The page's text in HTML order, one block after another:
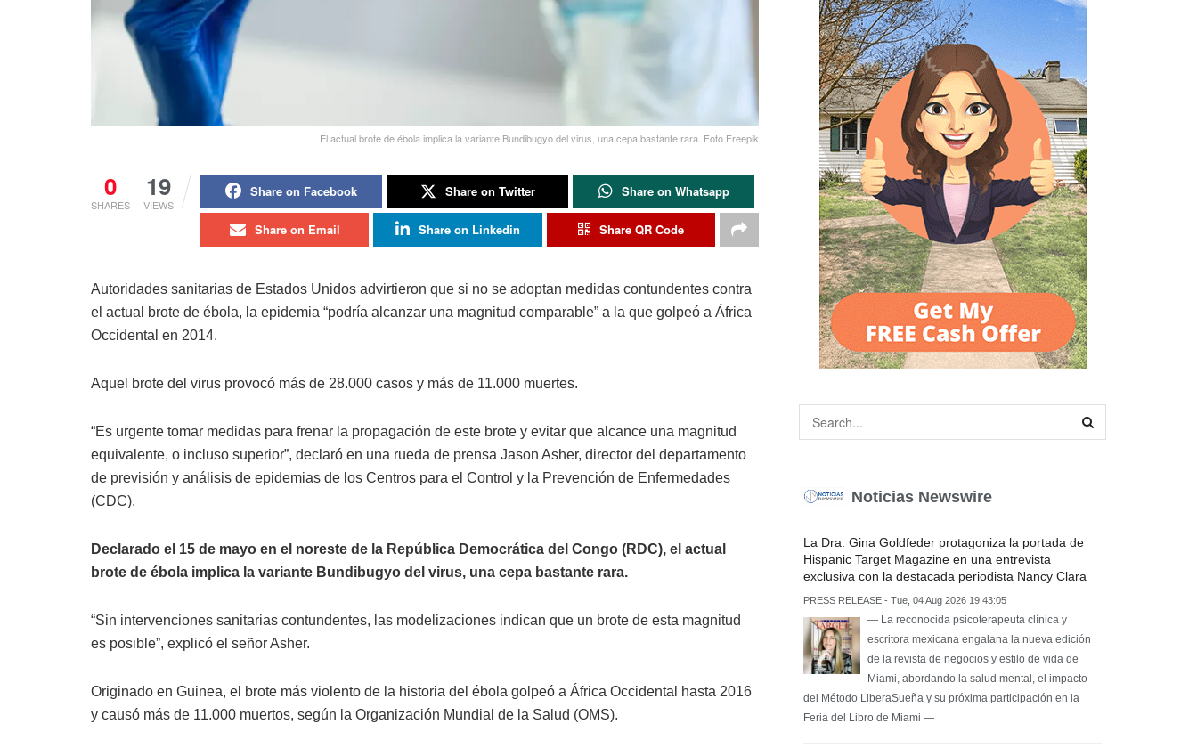
El actual brote de ébola implica la variante Bundibugyo del virus, una cepa bastante rara. Foto Freepik
0
SHARES
19
VIEWS
Share on Facebook Share on Twitter Share on Whatsapp
Share on Email Share on Linkedin Share QR Code
Autoridades sanitarias de Estados Unidos advirtieron que si no se adoptan medidas contundentes contra
el actual brote de ébola, la epidemia “podría alcanzar una magnitud comparable” a la que golpeó a África
Occidental en 2014.
Aquel brote del virus provocó más de 28.000 casos y más de 11.000 muertes.
“Es urgente tomar medidas para frenar la propagación de este brote y evitar que alcance una magnitud
equivalente, o incluso superior”, declaró en una rueda de prensa Jason Asher, director del departamento
de previsión y análisis de epidemias de los Centros para el Control y la Prevención de Enfermedades
(CDC).
Declarado el 15 de mayo en el noreste de la República Democrática del Congo (RDC), el actual
brote de ébola implica la variante Bundibugyo del virus, una cepa bastante rara.
“Sin intervenciones sanitarias contundentes, las modelizaciones indican que un brote de esta magnitud
es posible”, explicó el señor Asher.
Originado en Guinea, el brote más violento de la historia del ébola golpeó a África Occidental hasta 2016
y causó más de 11.000 muertos, según la Organización Mundial de la Salud (OMS).
Noticias Newswire
La Dra. Gina Goldfeder protagoniza la portada de
Hispanic Target Magazine en una entrevista
exclusiva con la destacada periodista Nancy Clara
PRESS RELEASE - Tue, 04 Aug 2026 19:43:05
— La reconocida psicoterapeuta clínica y
escritora mexicana engalana la nueva edición
de la revista de negocios y estilo de vida de
Miami, abordando la salud mental, el impacto
del Método LiberaSueña y su próxima participación en la
Feria del Libro de Miami —